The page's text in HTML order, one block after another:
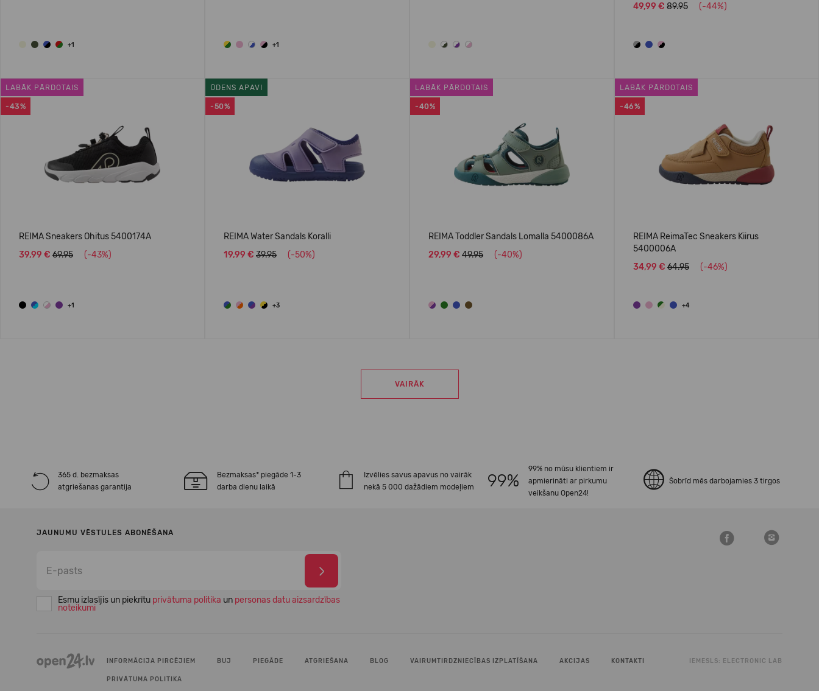
+1 +1
49,99 € 89.95 (-44%)
-43%
LABĀK PĀRDOTAIS
REIMA Sneakers Ohitus 5400174A
39,99 € 69.95 (-43%)
+1
-50%
ŪDENS APAVI
REIMA Water Sandals Koralli
19,99 € 39.95 (-50%)
+3
-40%
LABĀK PĀRDOTAIS
REIMA Toddler Sandals Lomalla 5400086A
29,99 € 49.95 (-40%)
-46%
LABĀK PĀRDOTAIS
REIMA ReimaTec Sneakers Kiirus
5400006A
34,99 € 64.95 (-46%)
+4
VAIRĀK
365 d. bezmaksas
atgriešanas garantija
Bezmaksas* piegāde 1-3
darba dienu laikā
Izvēlies savus apavus no vairāk
nekā 5 000 dažādiem modeļiem
99% no mūsu klientiem ir
apmierināti ar pirkumu
veikšanu Open24!
Šobrīd mēs darbojamies 3 tirgos
JAUNUMU VĒSTULES ABONĒŠANA
Esmu izlasījis un piekrītu privātuma politika un personas datu aizsardzības
noteikumi
INFORMĀCIJA PIRCĒJIEM BUJ PIEGĀDE ATGRIEŠANA BLOG VAIRUMTIRDZNIECĪBAS IZPLATĪŠANA AKCIJAS KONTAKTI
PRIVĀTUMA POLITIKA
IEMESLS: ELECTRONIC LAB